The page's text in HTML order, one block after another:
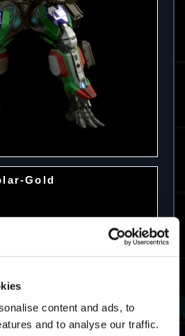
content and ads, to
and to analyse our traffic.
Gold